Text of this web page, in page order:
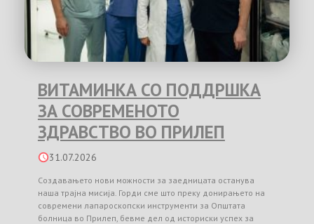
ВИТАМИНКА СО ПОДДРШКА
ЗА СОВРЕМЕНОТО
ЗДРАВСТВО ВО ПРИЛЕП
31.07.2026
Создавањето нови можности за заедницата останува
наша трајна мисија. Горди сме што преку донирањето на
современи лапароскопски инструменти за Општата
болница во Прилеп, бевме дел од историски успех за